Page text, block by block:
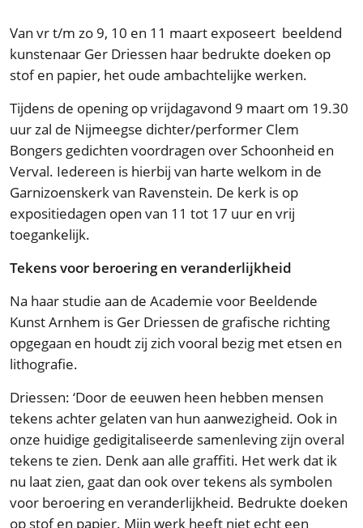
Van vr t/m zo 9, 10 en 11 maart exposeert beeldend
kunstenaar Ger Driessen haar bedrukte doeken op
stof en papier, het oude ambachtelijke werken.
Tijdens de opening op vrijdagavond 9 maart om 19.30
uur zal de Nijmeegse dichter/performer Clem
Bongers gedichten voordragen over Schoonheid en
Verval. Iedereen is hierbij van harte welkom in de
Garnizoenskerk van Ravenstein. De kerk is op
expositiedagen open van 11 tot 17 uur en vrij
toegankelijk.
Tekens voor beroering en veranderlijkheid
Na haar studie aan de Academie voor Beeldende
Kunst Arnhem is Ger Driessen de grafische richting
opgegaan en houdt zij zich vooral bezig met etsen en
lithografie.
Driessen: ‘Door de eeuwen heen hebben mensen
tekens achter gelaten van hun aanwezigheid. Ook in
onze huidige gedigitaliseerde samenleving zijn overal
tekens te zien. Denk aan alle graffiti. Het werk dat ik
nu laat zien, gaat dan ook over tekens als symbolen
voor beroering en veranderlijkheid. Bedrukte doeken
op stof en papier. Mijn werk heeft niet echt een